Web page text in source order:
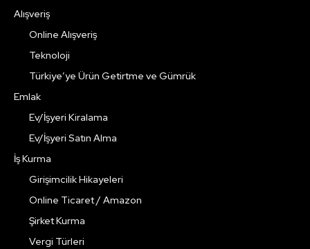
Alışveriş
Online Alışveriş
Teknoloji
Türkiye’ye Ürün Getirtme ve Gümrük
Emlak
Ev/İşyeri Kiralama
Ev/İşyeri Satın Alma
İş Kurma
Girişimcilik Hikayeleri
Online Ticaret / Amazon
Şirket Kurma
Vergi Türleri